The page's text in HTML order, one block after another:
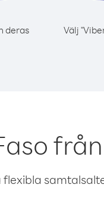
deras
Välj